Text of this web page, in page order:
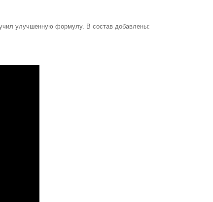
улучшенную формулу. В состав добавлены: